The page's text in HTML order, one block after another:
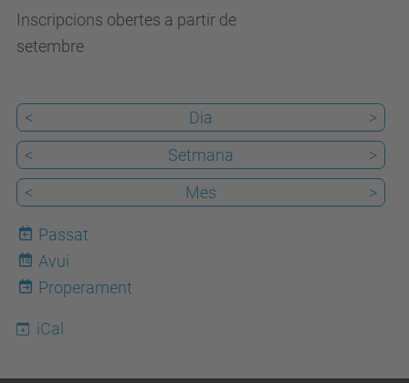
Inscripcions obertes a partir de
setembre
< Dia
>
<
Setmana
>
<
Mes >
Passat
10
Avui
Properament
iCal